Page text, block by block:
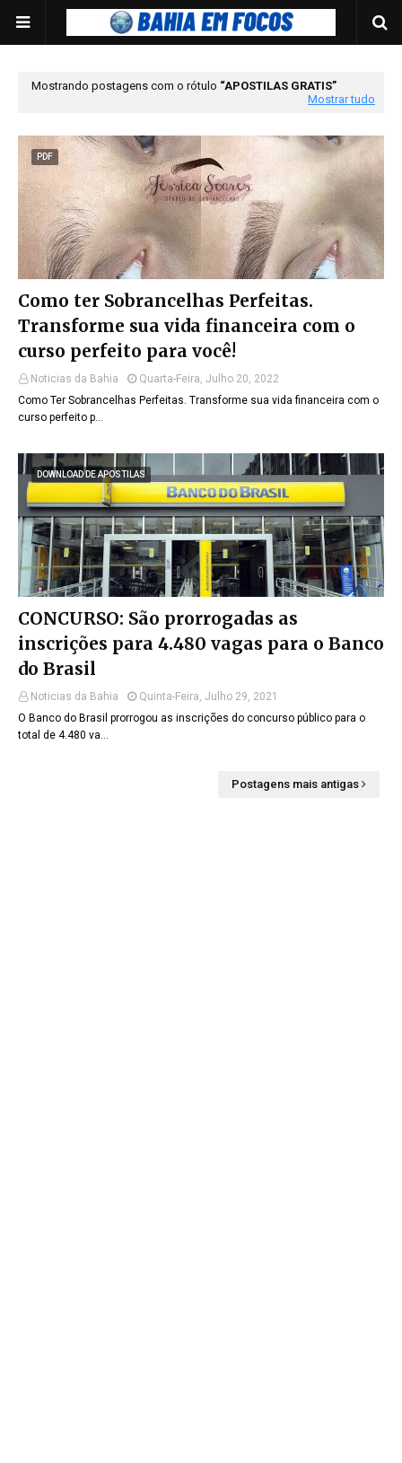
Mostrando postagens com o rótulo APOSTILAS GRATIS
Mostrar tudo
PDF
Como ter Sobrancelhas Perfeitas.
Transforme sua vida financeira com o
curso perfeito para você!
Noticias da Bahia
Quarta-Feira, Julho 20, 2022
Como Ter Sobrancelhas Perfeitas. Transforme sua vida financeira com o
curso perfeito p…
DOWNLOAD DE APOSTILAS
CONCURSO: São prorrogadas as
inscrições para 4.480 vagas para o Banco
do Brasil
Noticias da Bahia
Quinta-Feira, Julho 29, 2021
O Banco do Brasil prorrogou as inscrições do concurso público para o
total de 4.480 va…
Postagens mais antigas